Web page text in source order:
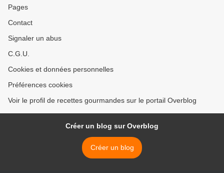
Pages
Contact
Signaler un abus
C.G.U.
Cookies et données personnelles
Préférences cookies
Voir le profil de recettes gourmandes sur le portail Overblog
Créer un blog sur Overblog
Créer un blog